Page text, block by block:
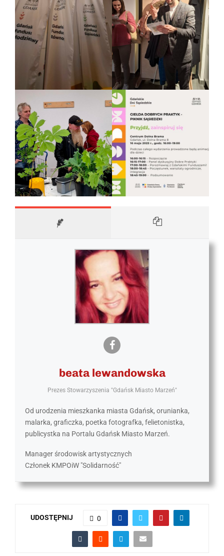
beata lewandowska
Prezes Stowarzyszenia "Gdańsk Miasto Marzeń"
Od urodzenia mieszkanka miasta Gdańsk, orunianka,
malarka, graficzka, poetka fotografka, felietonistka,
publicystka na Portalu Gdańsk Miasto Marzeń.
Manager środowisk artystycznych
Członek KMPOiW "Solidarność"
UDOSTĘPNIJ 0